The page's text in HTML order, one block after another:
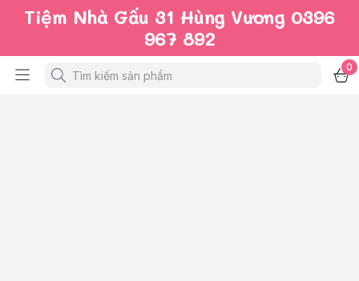
Tiệm Nhà Gấu 31 Hùng Vương 0396
967 892
0